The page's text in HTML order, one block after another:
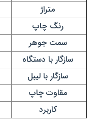
متراژ
رنگ چاپ
سمت جوهر
سازگار با دستگاه
سازگار با لیبل
مقاوت چاپ
کاربرد